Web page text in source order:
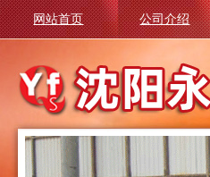
网站首页 公司介绍